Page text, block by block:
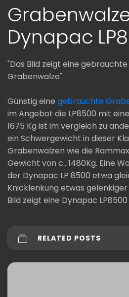
Dynapac
"Das Bild zeigt eine
Grabenwalze"
Günstig eine gebrauchte
im Angebot die LP8500 mit
1675 Kg ist im vergleich zu
ein Schwergewicht in dieser
Grabenwalzen wie die
Gewicht von c.. 1480Kg. Eine
der Dynapac LP 8500 etwa
Knicklenkung etwas gelenkiger
Bild zeigt eine Dynapac LP8500
RELATED POSTS